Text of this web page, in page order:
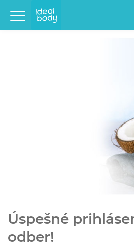
Úspešné
odber!